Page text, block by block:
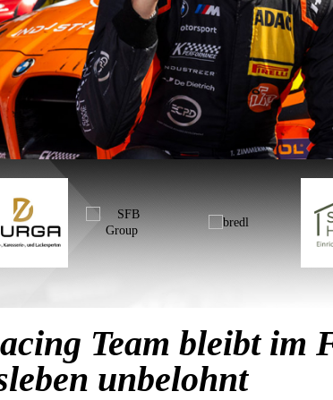
Team bleibt im
unbelohnt